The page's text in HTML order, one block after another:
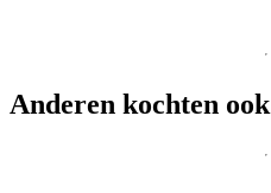
Anderen kochten ook